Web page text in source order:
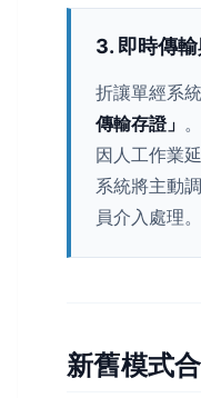
3. 即時傳
折讓單經系
傳輸存證」
因人工作業
系統將主動
員介入處理。
新舊模式